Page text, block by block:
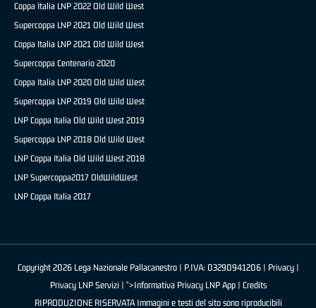
Coppa Italia LNP 2022 Old Wild West
Supercoppa LNP 2021 Old Wild West
Coppa Italia LNP 2021 Old Wild West
Supercoppa Centenario 2020
Coppa Italia LNP 2020 Old Wild West
Supercoppa LNP 2019 Old Wild West
LNP Coppa Italia Old Wild West 2019
Supercoppa LNP 2018 Old Wild West
LNP Coppa Italia Old Wild West 2018
LNP Supercoppa2017 OldWildWest
LNP Coppa Italia 2017
Copyright 2026 Lega Nazionale Pallacanestro | P.IVA: 03290941206 | Privacy|
Privacy LNP Servizi | ">Informativa Privacy LNP App | Credits
RIPRODUZIONE RISERVATA Immagini e testi del sito sono riproducibili